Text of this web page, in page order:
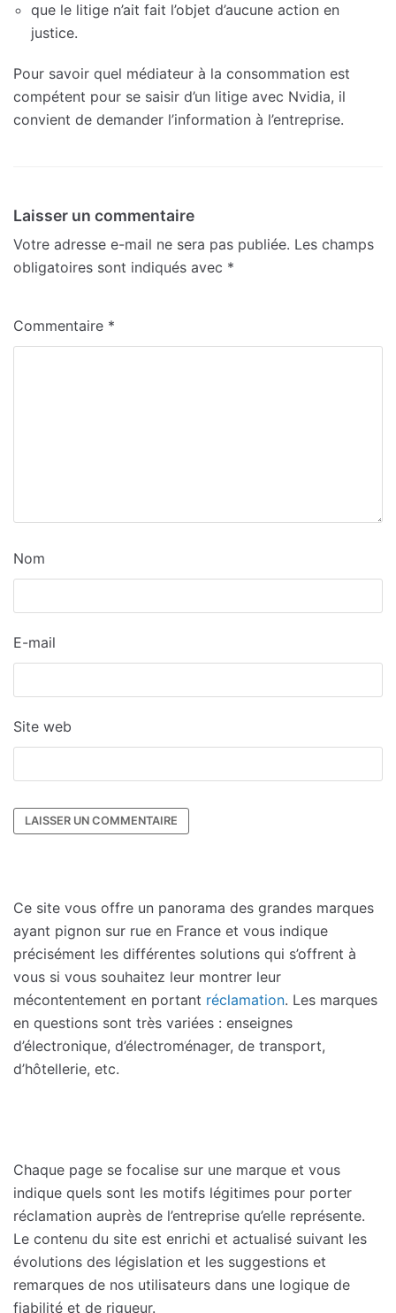
que le litige n’ait fait l’objet d’aucune action en
justice.
Pour savoir quel médiateur à la consommation est
compétent pour se saisir d’un litige avec Nvidia, il
convient de demander l’information à l’entreprise.
Laisser un commentaire
Votre adresse e-mail ne sera pas publiée. Les champs
obligatoires sont indiqués avec *
Commentaire *
Nom
E-mail
Site web
Ce site vous offre un panorama des grandes marques
ayant pignon sur rue en France et vous indique
précisément les différentes solutions qui s’offrent à
vous si vous souhaitez leur montrer leur
mécontentement en portant réclamation. Les marques
en questions sont très variées : enseignes
d’électronique, d’électroménager, de transport,
d’hôtellerie, etc.
Chaque page se focalise sur une marque et vous
indique quels sont les motifs légitimes pour porter
réclamation auprès de l’entreprise qu’elle représente.
Le contenu du site est enrichi et actualisé suivant les
évolutions des législation et les suggestions et
remarques de nos utilisateurs dans une logique de
fiabilité et de rigueur.